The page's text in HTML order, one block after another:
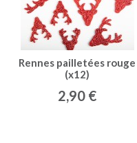
Rennes pailletées rouge
(x12)
2,90 €